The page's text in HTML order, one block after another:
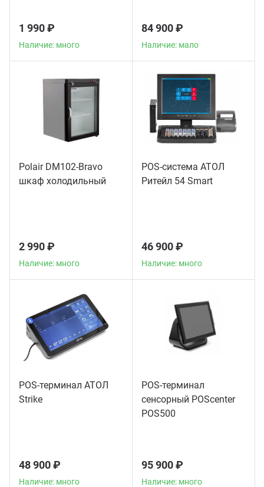
1 990 ₽
Наличие: много
84 900 ₽
Наличие: мало
Polair DM102-Bravo
шкаф холодильный
2 990 ₽
Наличие: много
POS-система АТОЛ
Ритейл 54 Smart
46 900 ₽
Наличие: много
POS-терминал АТОЛ
Strike
48 900 ₽
Наличие: много
POS-терминал
сенсорный POScenter
POS500
95 900 ₽
Наличие: много